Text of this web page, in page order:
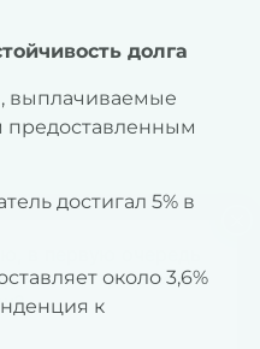
долга
выплачиваемые
предоставленным
достигал 5% в
около 3,6%
к
- министр Василий